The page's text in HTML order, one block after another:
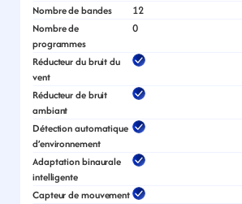
Nombre de bandes 12
Nombre de
programmes
0
Réducteur du bruit du
vent
Réducteur de bruit
ambiant
Détection automatique
d’environnement
Adaptation binaurale
intelligente
Capteur de mouvement